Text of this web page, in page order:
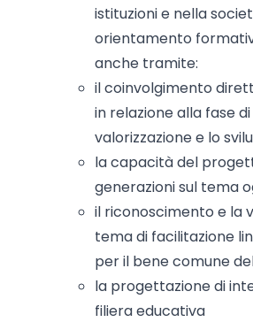
istituzioni e nella
orientamento
anche tramite:
il coinvolgimento
in relazione alla fase
valorizzazione e lo
la capacità del
generazioni sul tema
il riconoscimento e la
tema di facilitazione
per il bene comune
la progettazione di
filiera educativa